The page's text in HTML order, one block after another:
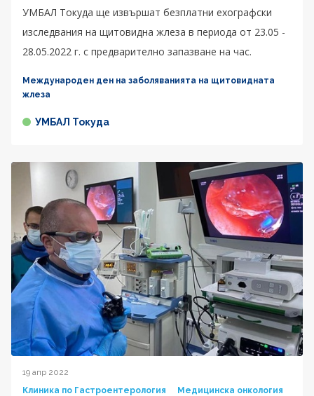
УМБАЛ Токуда ще извършат безплатни ехографски
изследвания на щитовидна жлеза в периода от 23.05 -
28.05.2022 г. с предварително запазване на час.
Международен ден на заболяванията на щитовидната
жлеза
УМБАЛ Токуда
19 апр 2022
Клиника по Гастроентерология
Медицинска онкология